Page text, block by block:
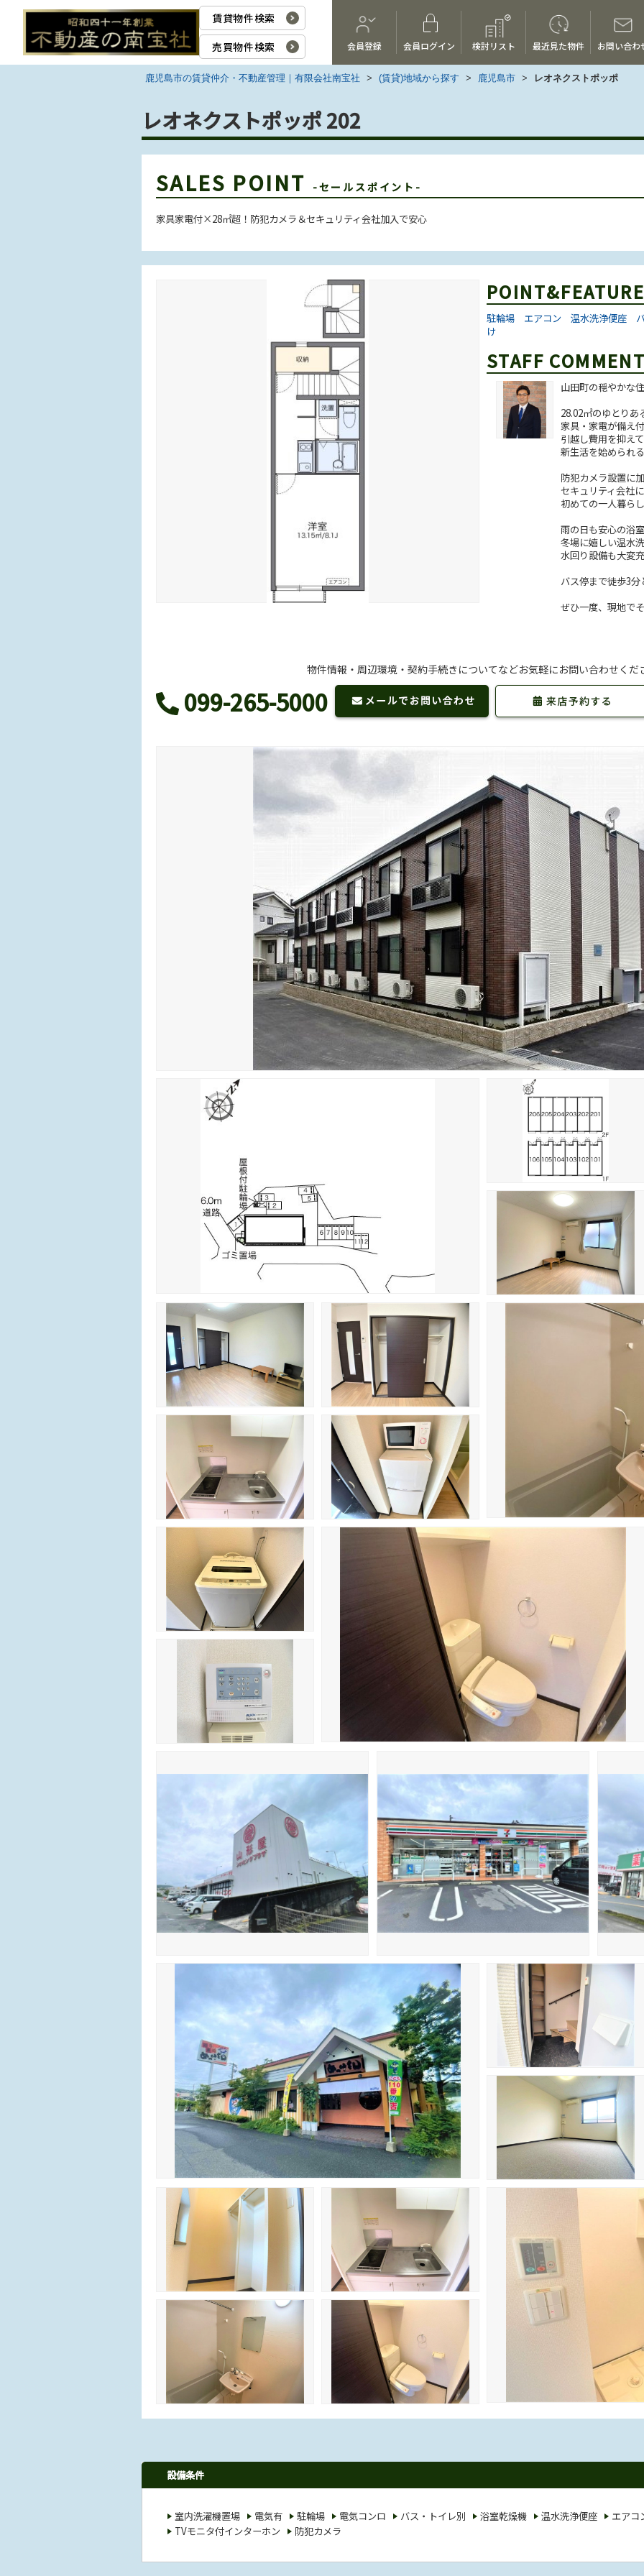
賃貸物件検索
売買物件検索
会員登録 会員ログイン 検討リスト 最近見た物件 お問い合わ
鹿児島市の賃貸仲介・不動産管理｜有限会社南宝社 > (賃貸)地域から探す > 鹿児島市 > レオネクストポッポ
レオネクストポッポ 202
SALES POINT -セールスポイント-
家具家電付×28㎡超！防犯カメラ＆セキュリティ会社加入で安心
駐輪場 エアコン 温水洗浄便座
け
STAFF
山田町の穏やかな
28.02㎡のゆとりあ
家具・家電が備え
引越し費用を抑え
新生活を始められ
防犯カメラ設置に
セキュリティ会社
初めての一人暮ら
雨の日も安心の浴
冬場に嬉しい温水
水回り設備も大変
バス停まで徒歩3
ぜひ一度、現地で
物件情報・周辺環境・契約手続きについてなどお気軽にお問い合わせくだ
099-265-5000
設備条件
室内洗濯機置場 電気有 駐輪場 電気コンロ バス・トイレ別 浴室乾燥機 温水洗浄便座
エアコ
TVモニタ付インターホン
防犯カメラ